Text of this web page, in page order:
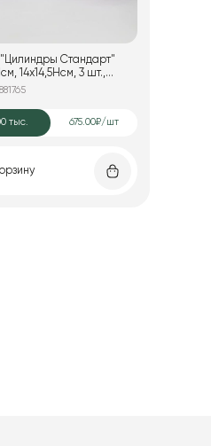
Стандарт"
14x14,5Hсм, 3 шт.,
тыс. 675.00₽/шт